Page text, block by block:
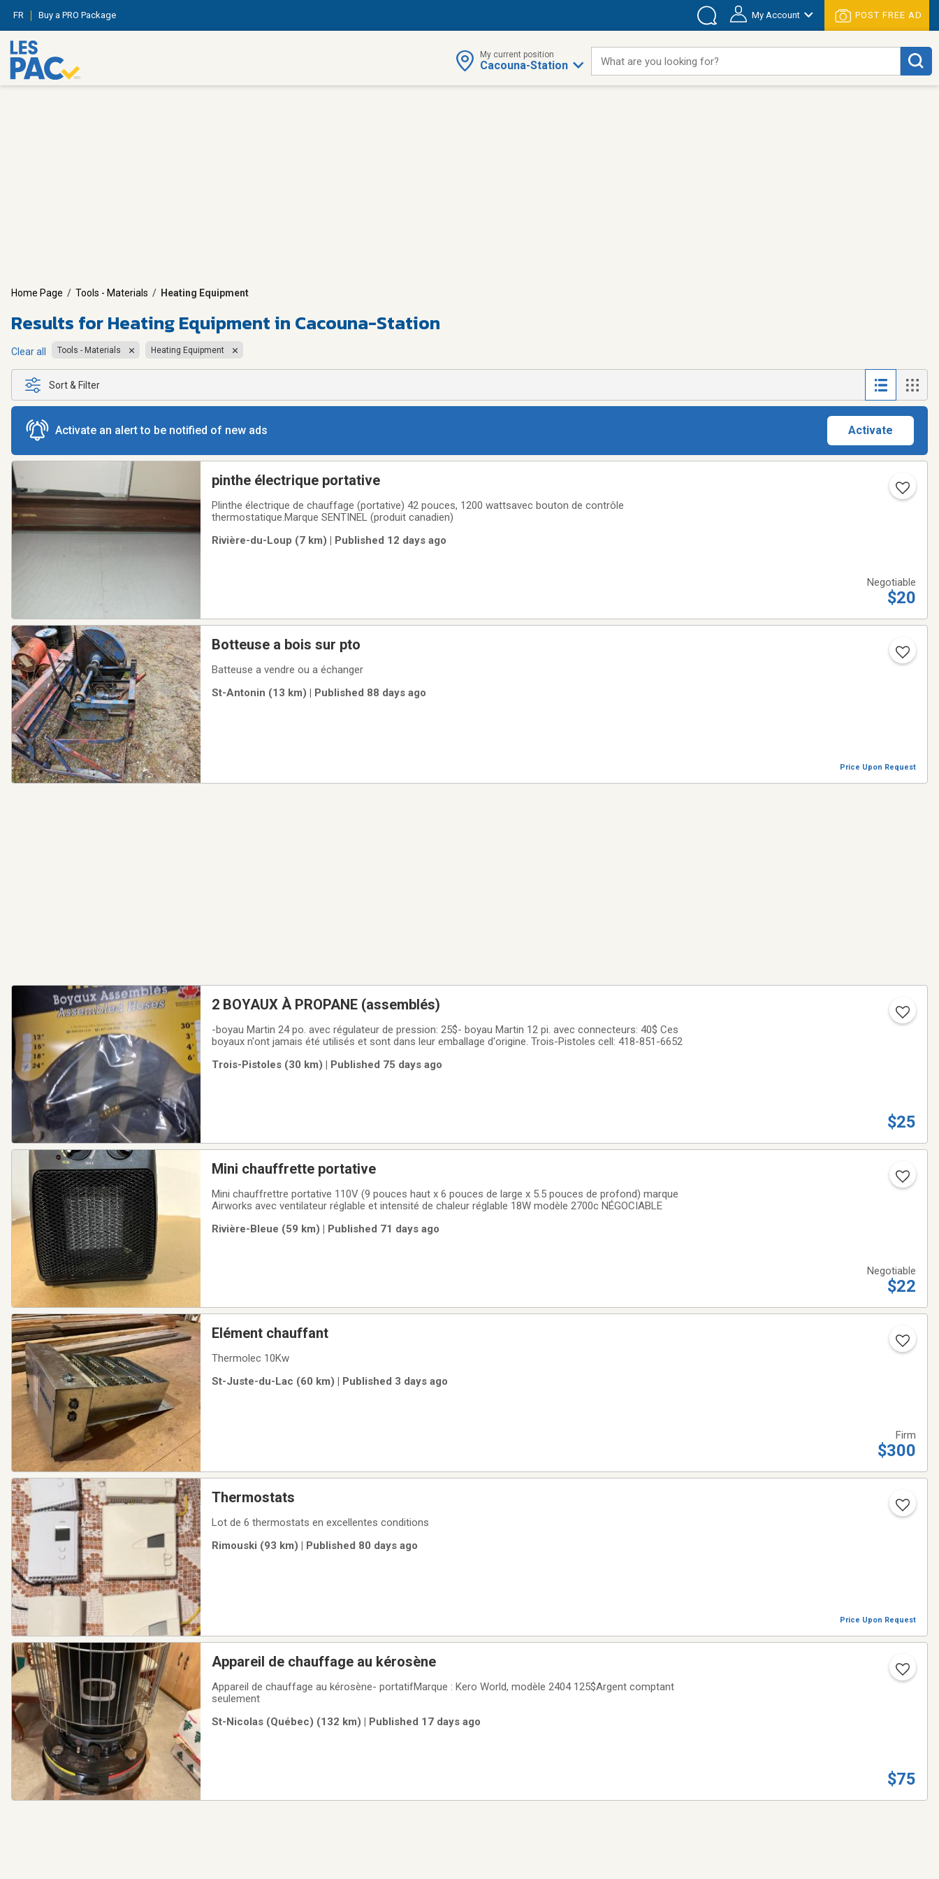
FR Buy a PRO Package My Account POST FREE AD
My current position
Cacouna-Station What are you looking for?
Home Page / Tools - Materials / Heating Equipment
Results forHeating Equipment in Cacouna-Station
Clear all Tools - Materials Heating Equipment
Sort & Filter
Activate an alert to be notified of new ads Activate
pinthe électrique portative
Plinthe électrique de chauffage (portative) 42 pouces, 1200 wattsavec bouton de contrôle
thermostatique.Marque SENTINEL (produit canadien)
Rivière-du-Loup (7 km) | Published 12 days ago
Negotiable
$20
Botteuse a bois sur pto
Batteuse a vendre ou a échanger
St-Antonin (13 km) | Published 88 days ago
Price Upon Request
2 BOYAUX À PROPANE (assemblés)
-boyau Martin 24 po. avec régulateur de pression: 25$- boyau Martin 12 pi. avec connecteurs: 40$ Ces
boyaux n'ont jamais été utilisés et sont dans leur emballage d'origine. Trois-Pistoles cell: 418-851-6652
Trois-Pistoles (30 km) | Published 75 days ago
$25
Mini chauffrette portative
Mini chauffrettre portative 110V (9 pouces haut x 6 pouces de large x 5.5 pouces de profond) marque
Airworks avec ventilateur réglable et intensité de chaleur réglable 18W modèle 2700c NÉGOCIABLE
Rivière-Bleue (59 km) | Published 71 days ago
Negotiable
$22
Elément chauffant
Thermolec 10Kw
St-Juste-du-Lac (60 km) | Published 3 days ago
Firm
$300
Thermostats
Lot de 6 thermostats en excellentes conditions
Rimouski (93 km) | Published 80 days ago
Price Upon Request
Appareil de chauffage au kérosène
Appareil de chauffage au kérosène- portatifMarque : Kero World, modèle 2404 125$Argent comptant
seulement
St-Nicolas (Québec) (132 km) | Published 17 days ago
$75